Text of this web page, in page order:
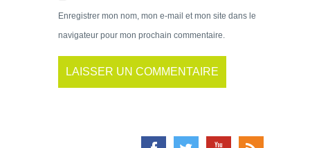
Enregistrer mon nom, mon e-mail et mon site dans le
navigateur pour mon prochain commentaire.